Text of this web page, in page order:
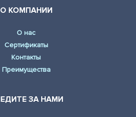
О КОМПАНИИ
О нас
Сертификаты
Контакты
Преимущества
ЗА НАМИ